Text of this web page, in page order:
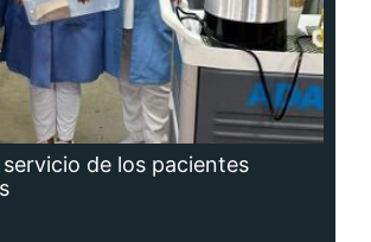
de los pacientes